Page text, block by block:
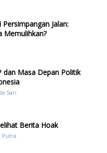
Jalan:
Memulihkan?
dan Masa Depan Politik
Sari
Berita Hoak
Putra